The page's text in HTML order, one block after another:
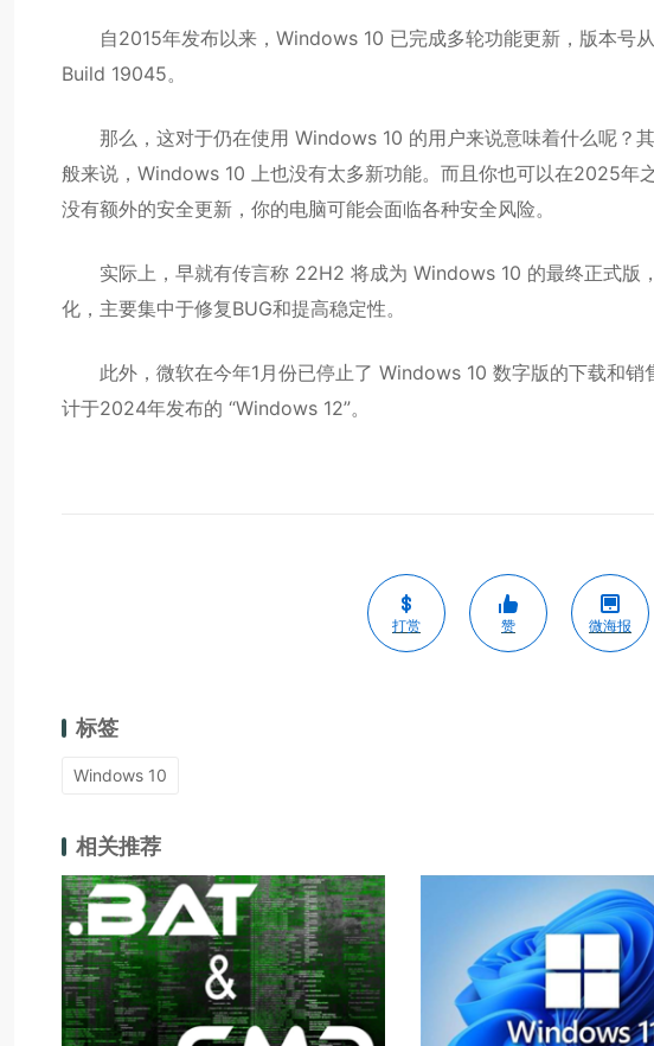
自2015年发布以来，Windows 10 已完成多轮功能更新，版本号
Build 19045。
那么，这对于仍在使用 Windows 10 的用户来说意味着什么呢？
般来说，Windows 10 上也没有太多新功能。而且你也可以在2025年
没有额外的安全更新，你的电脑可能会面临各种安全风险。
实际上，早就有传言称 22H2 将成为 Windows 10 的最终正式版
化，主要集中于修复BUG和提高稳定性。
此外，微软在今年1月份已停止了 Windows 10 数字版的下载和销
计于2024年发布的 “Windows 12”。
打赏 赞 微海报
标签
Windows 10
相关推荐